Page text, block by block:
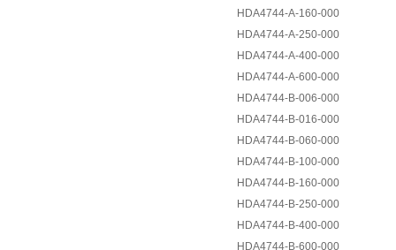
HDA4744-A-160-000
HDA4744-A-250-000
HDA4744-A-400-000
HDA4744-A-600-000
HDA4744-B-006-000
HDA4744-B-016-000
HDA4744-B-060-000
HDA4744-B-100-000
HDA4744-B-160-000
HDA4744-B-250-000
HDA4744-B-400-000
HDA4744-B-600-000